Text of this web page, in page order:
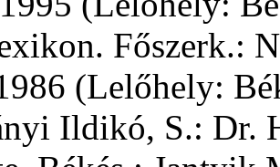
Főszerk.:
(Lelőhely:
Ildikó, S.: Dr.